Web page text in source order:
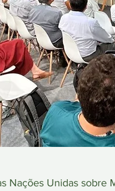
Nações Unidas sobre